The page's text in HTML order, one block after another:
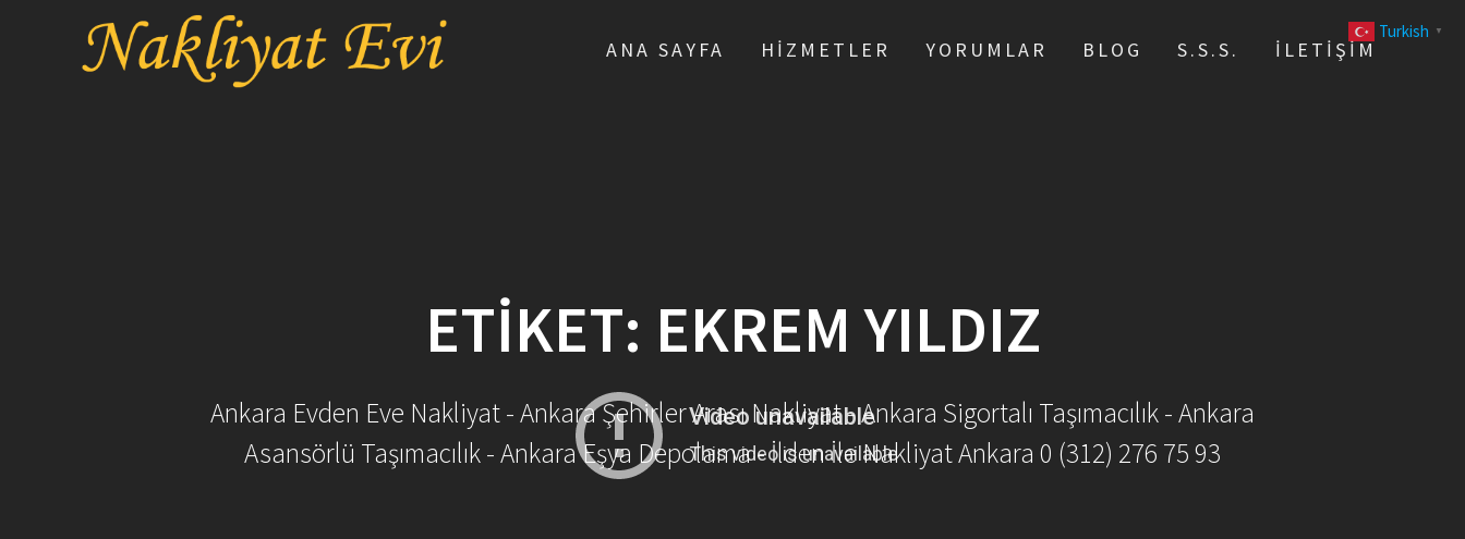
ANA SAYFA HIZMETLER YORUMLAR BLOG S.S.S. İLETIŞIM
ETIKET: EKREM YILDIZ
Ankara Evden Eve Nakliyat - Ankara Şehirler Arası Nakliyat - Ankara Sigortalı Taşımacılık - Ankara
Asansörlü Taşımacılık - Ankara Eşya Depolama - İlden İle Nakliyat Ankara 0 (312) 276 75 93
Turkish ▼